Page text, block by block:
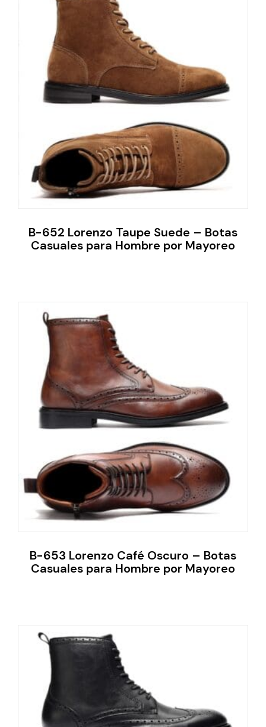
B-652 Lorenzo Taupe Suede – Botas
Casuales para Hombre por Mayoreo
B-653 Lorenzo Café Oscuro – Botas
Casuales para Hombre por Mayoreo